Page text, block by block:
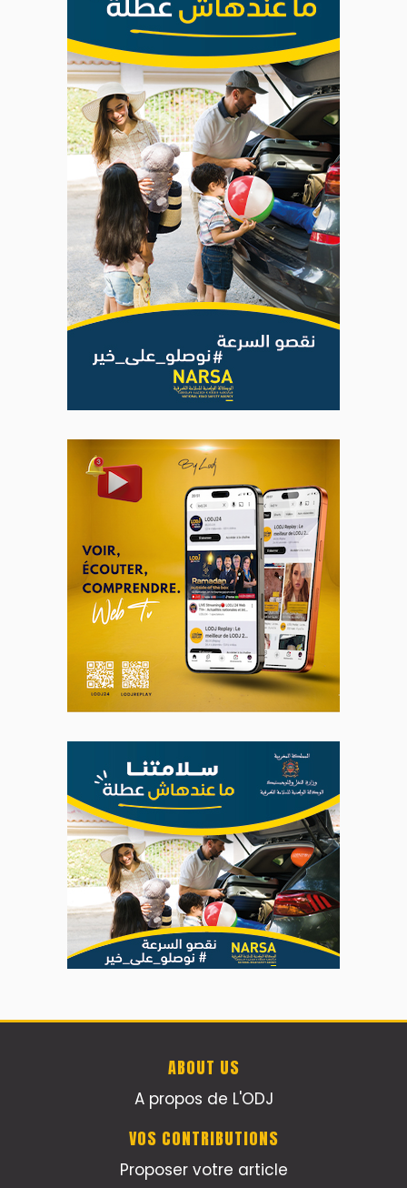
ABOUT US
A propos de L'ODJ
VOS CONTRIBUTIONS
Proposer votre article